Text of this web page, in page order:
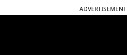
ADVERTISEMENT